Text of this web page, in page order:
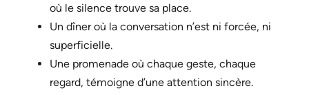
où le silence trouve sa place.
Un dîner où la conversation n’est ni forcée, ni
superficielle.
Une promenade où chaque geste, chaque
regard, témoigne d’une attention sincère.